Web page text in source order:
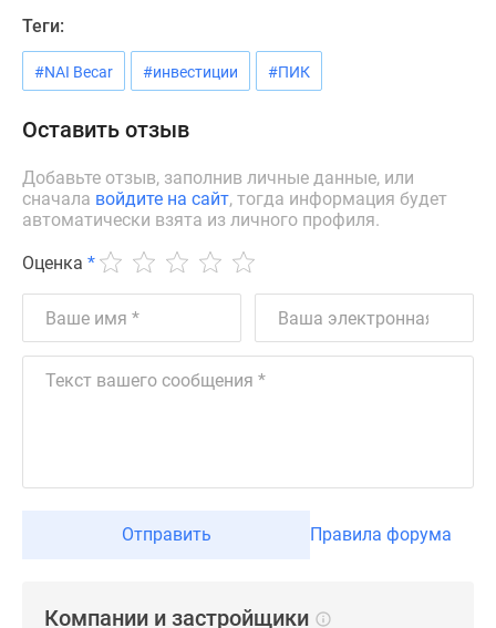
Покупателю
новостроек
Эксперты
проекте
Контакты
Реклама
Дзен
Машино-
ипотека
Теги:
#NAI Becar #инвестиции #ПИК
Оставить отзыв
Добавьте отзыв, заполнив личные данные, или
сначала войдите на сайт, тогда информация будет
автоматически взята из личного профиля.
Оценка *
Отправить Правила форума
Компании и застройщики